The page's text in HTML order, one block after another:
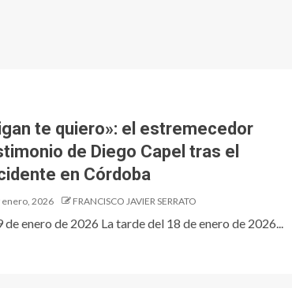
te quiero»: el estremecedor
de Diego Capel tras el
en Córdoba
enero, 2026 FRANCISCO JAVIER SERRATO
de enero de 2026 La tarde del 18 de enero de 2026...